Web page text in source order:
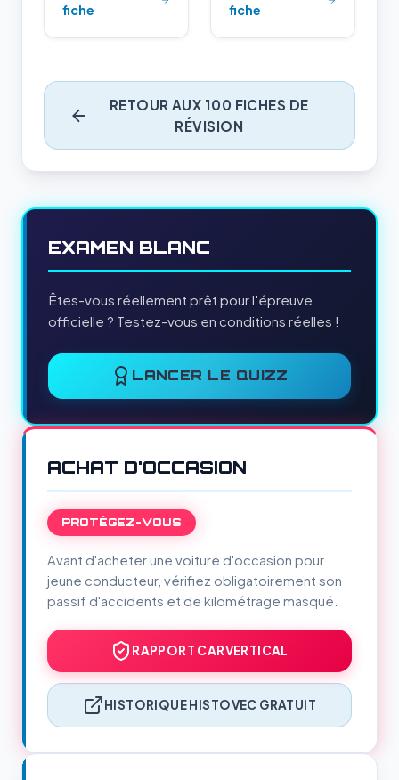
fiche
fiche
RETOUR AUX 100 FICHES DE
RÉVISION
EXAMEN BLANC
Êtes-vous réellement prêt pour l'épreuve
officielle ? Testez-vous en conditions réelles !
LANCER LE QUIZZ
ACHAT D'OCCASION
PROTÉGEZ-VOUS
Avant d'acheter une voiture d'occasion pour
jeune conducteur, vérifiez obligatoirement son
passif d'accidents et de kilométrage masqué.
RAPPORT CARVERTICAL
HISTORIQUE HISTOVEC GRATUIT